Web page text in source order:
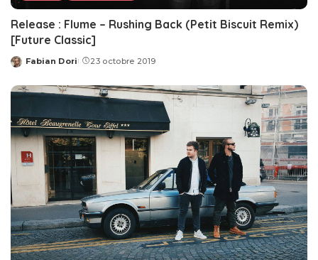
Release : Flume – Rushing Back (Petit Biscuit Remix)
[Future Classic]
Posted
Fabian Dori 23 octobre 2019